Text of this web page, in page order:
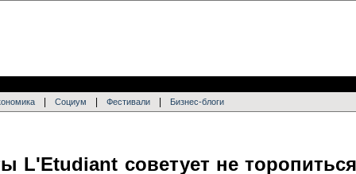
Социум Фестивали Бизнес-блоги
L'Etudiant советует не